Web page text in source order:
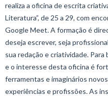
realiza a oficina de escrita
Literatura”, de 25 a 29, com
Google Meet. A formação é
deseja escrever, seja
sua redação e criatividade.
e o interesse desta oficina é
ferramentas e imaginários
experiências e profissões. As